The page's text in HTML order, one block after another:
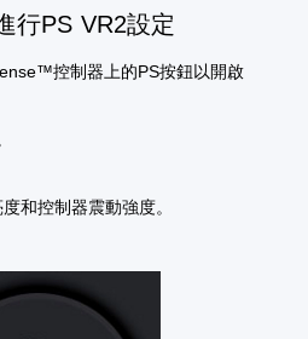
行PS VR2設定
控制器上的PS按鈕以開啟
和控制器震動強度。